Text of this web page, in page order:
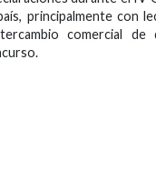
principalmente con
comercial de